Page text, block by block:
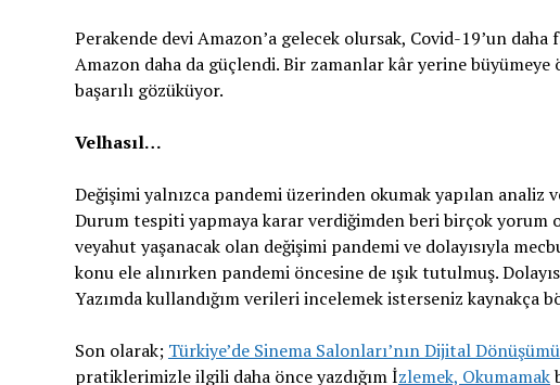
Perakende devi Amazon’a gelecek olursak, Covid-19’un
Amazon daha da güçlendi. Bir zamanlar kâr yerine
başarılı gözüküyor.
Velhasıl…
Değişimi yalnızca pandemi üzerinden okumak yapılan
Durum tespiti yapmaya karar verdiğimden beri birçok yorum
veyahut yaşanacak olan değişimi pandemi ve dolayısıyla
konu ele alınırken pandemi öncesine de ışık tutulmuş.
Yazımda kullandığım verileri incelemek isterseniz kaynakça
Son olarak; Türkiye’de Sinema Salonları’nın Dijital Dönüşümü
pratiklerimizle ilgili daha önce yazdığım İzlemek, Okumamak